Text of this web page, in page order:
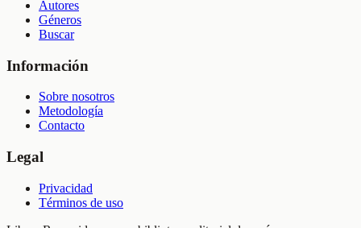
Autores
Géneros
Buscar
Información
Sobre nosotros
Metodología
Contacto
Legal
Privacidad
Términos de uso